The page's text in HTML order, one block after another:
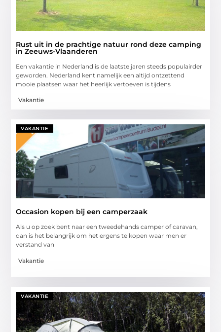
Rust uit in de prachtige natuur rond deze camping
in Zeeuws-Vlaanderen
Een vakantie in Nederland is de laatste jaren steeds populairder
geworden. Nederland kent namelijk een altijd ontzettend
mooie plaatsen waar het heerlijk vertoeven is tijdens
Vakantie
VAKANTIE
Occasion kopen bij een camperzaak
Als u op zoek bent naar een tweedehands camper of caravan,
dan is het belangrijk om het ergens te kopen waar men er
verstand van
Vakantie
VAKANTIE